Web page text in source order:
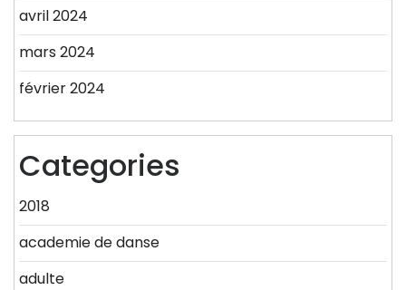
avril 2024
mars 2024
février 2024
Categories
2018
academie de danse
adulte